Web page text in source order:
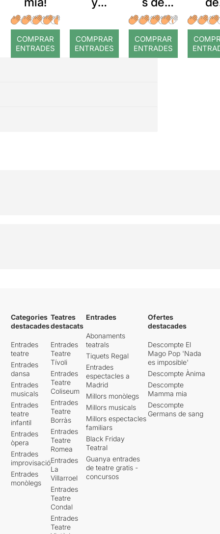
COMPRAR
ENTRADES
COMPRAR
ENTRADES
sang
COMPRAR
ENTRADES
s
Categories
destacades
Entrades
teatre
Entrades
dansa
Entrades
musicals
Entrades
teatre
infantil
Entrades
òpera
Entrades
improvisació
Entrades
monòlegs
Teatres
destacats
Entrades
Teatre
Tívoli
Entrades
Teatre
Coliseum
Entrades
Teatre
Borràs
Entrades
Teatre
Romea
Entrades
La
Villarroel
Entrades
Teatre
Condal
Entrades
Teatre
Entrades
Abonaments
teatrals
Tiquets Regal
Entrades
espectacles a
Madrid
Millors monòlegs
Millors musicals
Millors espectacles
familiars
Black Friday
Teatral
Guanya entrades
de teatre gratis -
concursos
Ofertes
destacades
Descompte El
Mago Pop 'Nada
es imposible'
Descompte Ànima
Descompte
Mamma mia
Descompte
Germans de sang